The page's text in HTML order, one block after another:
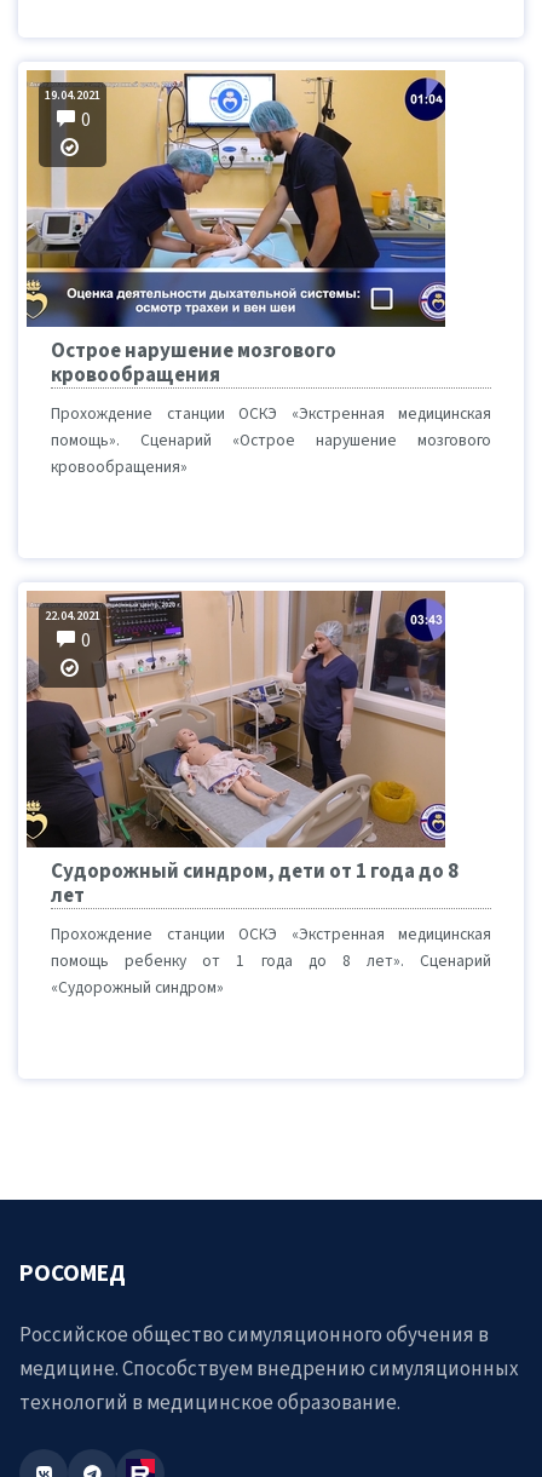
19.04.2021
0
Острое нарушение мозгового
кровообращения
Прохождение станции ОСКЭ «Экстренная медицинская
помощь». Сценарий «Острое нарушение мозгового
кровообращения»
22.04.2021
0
Судорожный синдром, дети от 1 года до 8
лет
Прохождение станции ОСКЭ «Экстренная медицинская
помощь ребенку от 1 года до 8 лет». Сценарий
«Судорожный синдром»
РОСОМЕД
Российское общество симуляционного обучения в
медицине. Способствуем внедрению симуляционных
технологий в медицинское образование.